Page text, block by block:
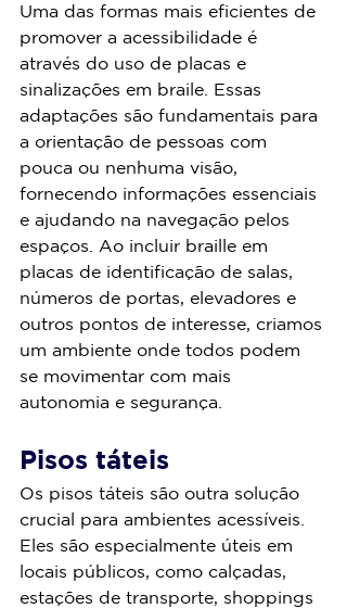
Uma das formas mais eficientes de
promover a acessibilidade é
através do uso de placas e
sinalizações em braile. Essas
adaptações são fundamentais para
a orientação de pessoas com
pouca ou nenhuma visão,
fornecendo informações essenciais
e ajudando na navegação pelos
espaços. Ao incluir braille em
placas de identificação de salas,
números de portas, elevadores e
outros pontos de interesse, criamos
um ambiente onde todos podem
se movimentar com mais
autonomia e segurança.
Pisos táteis
Os pisos táteis são outra solução
crucial para ambientes acessíveis.
Eles são especialmente úteis em
locais públicos, como calçadas,
estações de transporte, shoppings